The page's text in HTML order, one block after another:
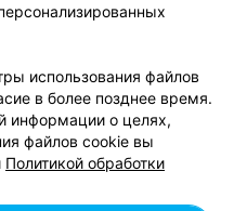
соглашение
сотрудничества
relax.by
cookie
данных
использования файлов
в более позднее время.
информации о целях,
файлов cookie вы
Политикой обработки